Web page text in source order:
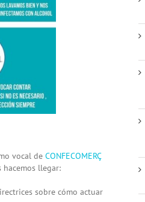
vocal de CONFECOMERÇ
hacemos llegar:
sobre cómo actuar